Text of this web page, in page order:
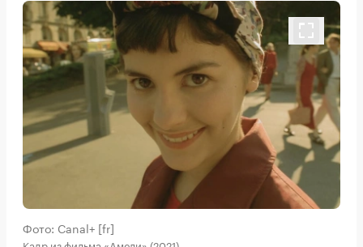
Фото: Canal+ [fr]